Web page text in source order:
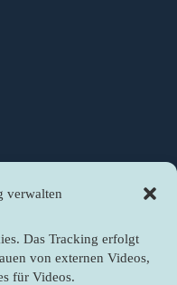
verwalten
Das Tracking erfolgt
von externen Videos,
für Videos.